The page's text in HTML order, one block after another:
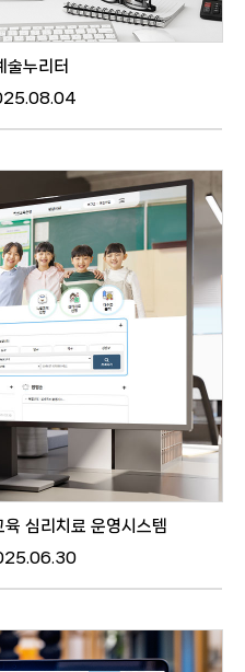
web
술누리터
심리치료 운영시스템